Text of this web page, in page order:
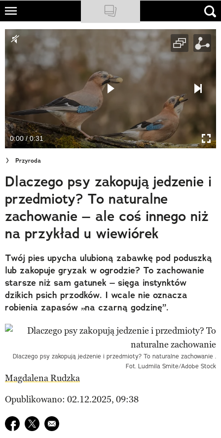
Skip
main
content
NATIONAL GEOGRAPHIC
TRAVELER
PODCASTY
Sklep
Newsletter
Cuda Polski
Wielki Konkurs Fotograficzny
Trendbook Podróżniczy
Polecane
0:00 / 0:31
Przyroda
Dlaczego psy zakopują jedzenie i
przedmioty? To naturalne
zachowanie – ale coś innego niż
na przykład u wiewiórek
Twój pies upycha ulubioną zabawkę pod poduszką
lub zakopuje gryzak w ogrodzie? To zachowanie
starsze niż sam gatunek – sięga instynktów
dzikich psich przodków. I wcale nie oznacza
robienia zapasów „na czarną godzinę”.
Dlaczego psy zakopują jedzenie i przedmioty? To naturalne zachowanie .
Fot. Ludmila Smite/Adobe Stock
Magdalena Rudzka
Opublikowano: 02.12.2025, 09:38
Udostępnij na facebook
Udostępnij na twitter
E-mail do przyjaciela